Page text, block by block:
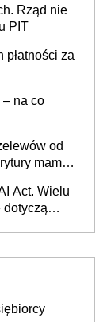
Rząd nie
PIT
płatności za
– na co
od
mamy
Act. Wielu
dotyczą